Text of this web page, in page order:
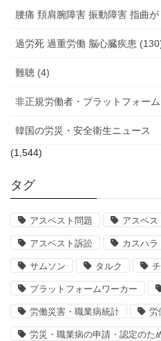
腰痛 頚肩腕障害 振動障害 指曲
過労死 過重労働 脳心臓疾患
難聴 (4)
非正規労働者・プラットフォー
韓国の労災・安全衛生ニュース
(1,544)
タグ
アスベスト問題 アスベス
アスベスト訴訟 カスハラ
サムソン タルク
プラットフォームワーカー
労働災害・職業病統計 労
労災・職業病の申請・認定のた